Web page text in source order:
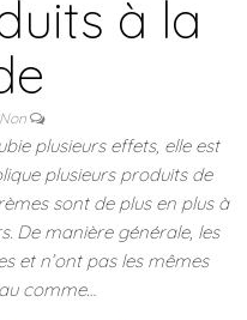
à la
Non
plusieurs effets, elle est
plusieurs produits de
sont de plus en plus à
De manière générale, les
et n’ont pas les mêmes
comme…